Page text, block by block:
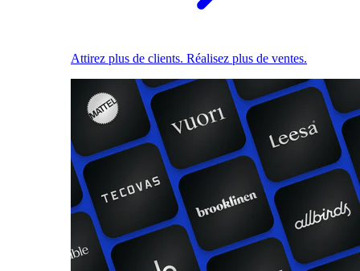
Attirez plus de clients. Réalisez plus de ventes.